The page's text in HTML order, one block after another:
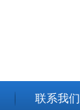
联系我们